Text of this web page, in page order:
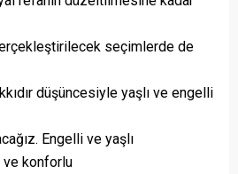
seçimlerde de
düşüncesiyle yaşlı ve engelli
Engelli ve yaşlı
ve konforlu